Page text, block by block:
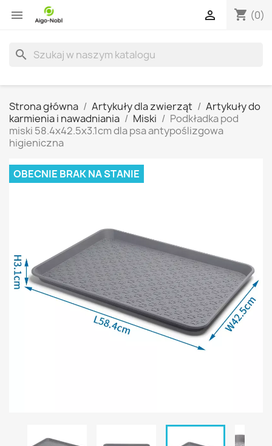
 shopping_cart (0)

search
Strona główna Artykuły dla zwierząt
Artykuły do
karmienia i nawadniania
Miski
Podkładka pod
miski 58.4x42.5x3.1cm dla psa antypoślizgowa
higieniczna
OBECNIE BRAK NA STANIE